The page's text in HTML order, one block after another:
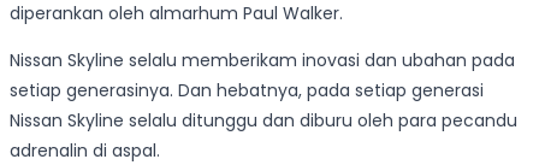
diperankan oleh almarhum Paul Walker.
Nissan Skyline selalu memberikam inovasi dan ubahan pada
setiap generasinya. Dan hebatnya, pada setiap generasi
Nissan Skyline selalu ditunggu dan diburu oleh para pecandu
adrenalin di aspal.